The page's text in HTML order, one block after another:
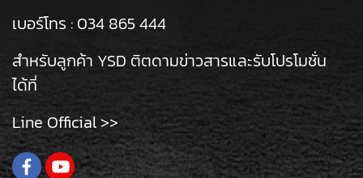
เบอร์โทร : 034 865 444
สำหรับลูกค้า YSD ติตดามข่าวสารและรับโปรโมชั่น
ได้ที่
Line Official >>